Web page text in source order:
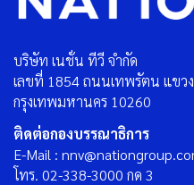
บริษัท เนชั่น ทีวี จำกัด
เลขที่ 1854 ถนนเทพรัตน แขว
กรุงเทพมหานคร 10260
ติดต่อกองบรรณาธิการ
E-Mail :
โทร. 02-338-3000 กด 3